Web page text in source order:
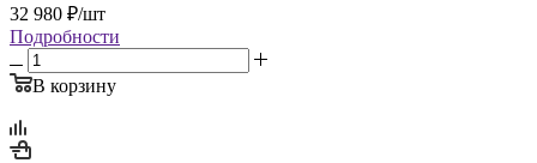
32 980 ₽/шт
Подробности
В корзину